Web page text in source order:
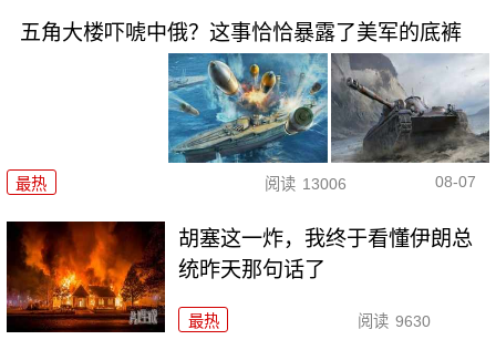
五角大楼吓唬中俄？这事恰恰暴露了美军的底裤
最热 阅读 13006 08-07
胡塞这一炸，我终于看懂伊朗总
统昨天那句话了
最热 阅读 9630